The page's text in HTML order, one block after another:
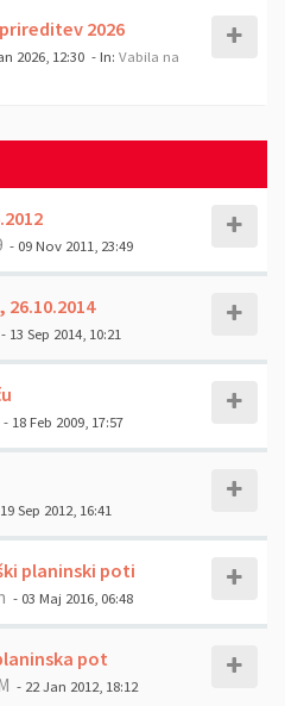
2026
2026, 12:30 - In: Vabila na
- 09 Nov 2011, 23:49
- 13 Sep 2014, 10:21
- 18 Feb 2009, 17:57
Sep 2012, 16:41
planinski poti
- 03 Maj 2016, 06:48
pot
- 22 Jan 2012, 18:12